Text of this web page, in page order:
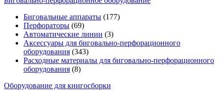
Биговальные аппараты (177)
Перфораторы (69)
Автоматические линии (3)
Аксессуары для биговально-перфорационного
оборудования (343)
Расходные материалы для биговально-перфорационного
оборудования (8)
Оборудование для книгосборки